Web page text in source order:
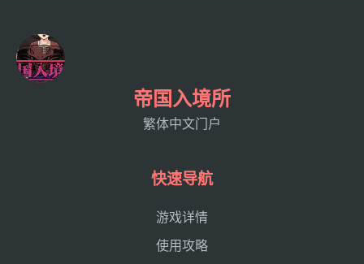
帝国入境所
繁体中文门户
快速导航
游戏详情
使用攻略